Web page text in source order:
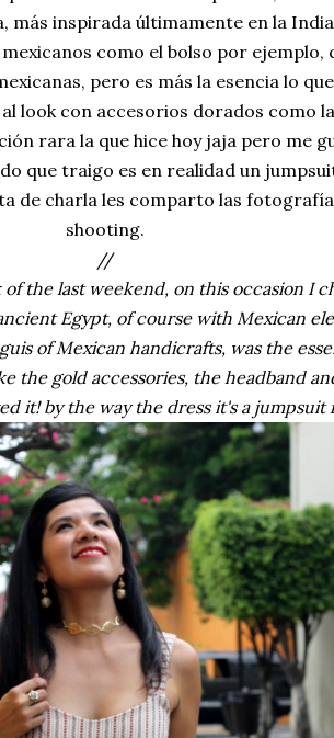
más inspirada últimamente en la
como el bolso por ejemplo,
pero es más la esencia lo
look con accesorios dorados como
rara la que hice hoy jaja pero me
que traigo es en realidad un
de charla les comparto las
shooting.
//
of the last weekend, on this occasion I
Egypt, of course with Mexican
of Mexican handicrafts, was the
the gold accessories, the headband
it! by the way the dress it's a jumpsuit